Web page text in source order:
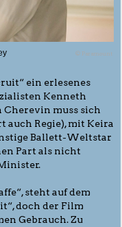
© Paramount
ein erlesenes
Kenneth
Cherevin muss sich
auch Regie), mit Keira
Ballett-Weltstar
Part als nicht
steht auf dem
doch der Film
Gebrauch. Zu